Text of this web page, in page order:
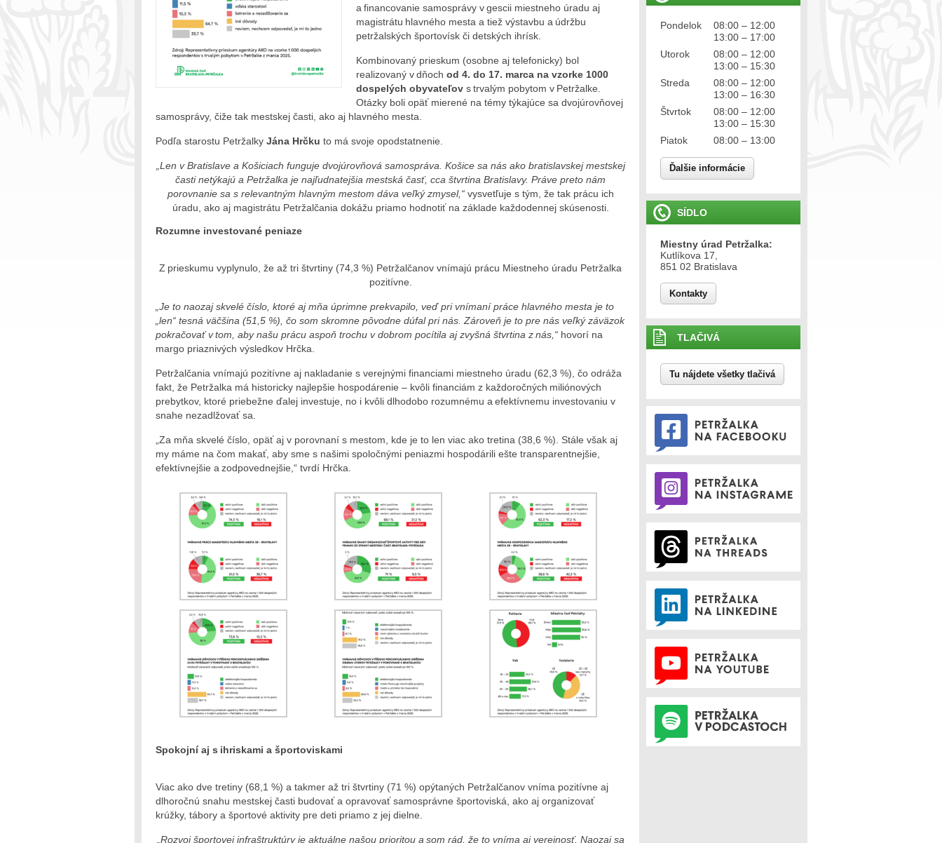
Pondelok
08:00 – 12:00
13:00 – 17:00
Utorok
08:00 – 12:00
13:00 – 15:30
Streda
08:00 – 12:00
13:00 – 16:30
Štvrtok
08:00 – 12:00
13:00 – 15:30
Piatok
08:00 – 13:00
Ďalšie informácie
SÍDLO
Miestny úrad Petržalka:
Kutlíkova 17,
851 02 Bratislava
Kontakty
TLAČIVÁ
Tu nájdete všetky tlačivá
a financovanie samosprávy v gescii miestneho úradu aj
magistrátu hlavného mesta a tiež výstavbu a údržbu
petržalských športovísk či detských ihrísk.
Kombinovaný prieskum (osobne aj telefonicky) bol
realizovaný v dňoch od 4. do 17. marca na vzorke 1000
dospelých obyvateľov s trvalým pobytom v Petržalke.
Otázky boli opäť mierené na témy týkajúce sa dvojúrovňovej
samosprávy, čiže tak mestskej časti, ako aj hlavného mesta.
Podľa starostu Petržalky Jána Hrčku to má svoje opodstatnenie.
„Len v Bratislave a Košiciach funguje dvojúrovňová samospráva. Košice sa nás ako bratislavskej mestskej
časti netýkajú a Petržalka je najľudnatejšia mestská časť, cca štvrtina Bratislavy. Práve preto nám
porovnanie sa s relevantným hlavným mestom dáva veľký zmysel,“vysvetľuje s tým, že tak prácu ich
úradu, ako aj magistrátu Petržalčania dokážu priamo hodnotiť na základe každodennej skúsenosti.
Rozumne investované peniaze
Z prieskumu vyplynulo, že až tri štvrtiny (74,3 %) Petržalčanov vnímajú prácu Miestneho úradu Petržalka
pozitívne.
„Je to naozaj skvelé číslo, ktoré aj mňa úprimne prekvapilo, veď pri vnímaní práce hlavného mesta je to
„len“ tesná väčšina (51,5 %), čo som skromne pôvodne dúfal pri nás. Zároveň je to pre nás veľký záväzok
pokračovať v tom, aby našu prácu aspoň trochu v dobrom pocítila aj zvyšná štvrtina z nás,“ hovorí na
margo priaznivých výsledkov Hrčka.
Petržalčania vnímajú pozitívne aj nakladanie s verejnými financiami miestneho úradu (62,3 %), čo odráža
fakt, že Petržalka má historicky najlepšie hospodárenie – kvôli financiám z každoročných miliónových
prebytkov, ktoré priebežne ďalej investuje, no i kvôli dlhodobo rozumnému a efektívnemu investovaniu v
snahe nezadlžovať sa.
„Za mňa skvelé číslo, opäť aj v porovnaní s mestom, kde je to len viac ako tretina (38,6 %). Stále však aj
my máme na čom makať, aby sme s našimi spoločnými peniazmi hospodárili ešte transparentnejšie,
efektívnejšie a zodpovednejšie,“ tvrdí Hrčka.
Spokojní aj s ihriskami a športoviskami
Viac ako dve tretiny (68,1 %) a takmer až tri štvrtiny (71 %) opýtaných Petržalčanov vníma pozitívne aj
dlhoročnú snahu mestskej časti budovať a opravovať samosprávne športoviská, ako aj organizovať
krúžky, tábory a športové aktivity pre deti priamo z jej dielne.
„Rozvoj športovej infraštruktúry je aktuálne našou prioritou a som rád, že to vníma aj verejnosť. Naozaj sa